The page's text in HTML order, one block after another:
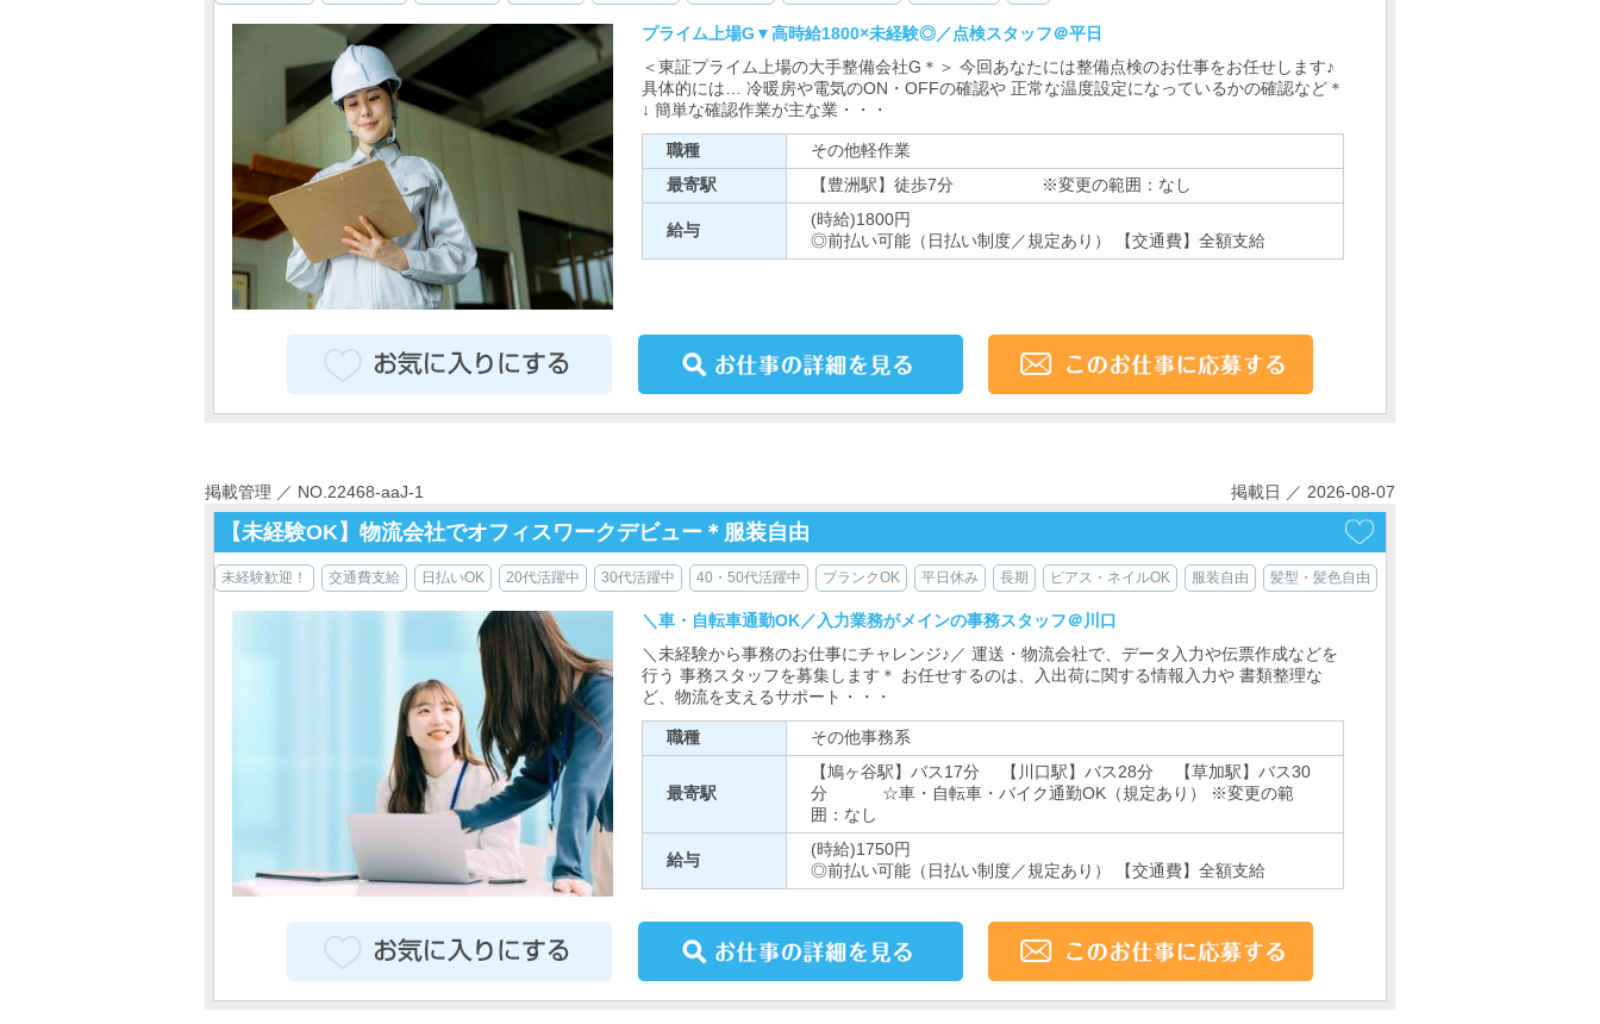
プライム上場G▼高時給1800×未経験◎／点検スタッフ＠平日
＜東証プライム上場の大手整備会社G＊＞ 今回あなたには整備点検のお仕事をお任せします♪
具体的には… 冷暖房や電気のON・OFFの確認や 正常な温度設定になっているかの確認など＊
↓ 簡単な確認作業が主な業・・・
職種
その他軽作業
最寄駅
【豊洲駅】徒歩7分 ※変更の範囲：なし
給与
(時給)1800円
◎前払い可能（日払い制度／規定あり） 【交通費】全額支給
掲載管理 ／ NO.22468-aaJ-1 掲載日 ／ 2026-08-07
【未経験OK】物流会社でオフィスワークデビュー＊服装自由
未経験歓迎！ 交通費支給 日払いOK 20代活躍中 30代活躍中 40・50代活躍中 ブランクOK 平日休み 長期 ピアス・ネイルOK 服装自由 髪型・髪色自由
＼車・自転車通勤OK／入力業務がメインの事務スタッフ＠川口
＼未経験から事務のお仕事にチャレンジ♪／ 運送・物流会社で、データ入力や伝票作成などを
行う 事務スタッフを募集します＊ お任せするのは、入出荷に関する情報入力や 書類整理な
ど、物流を支えるサポート・・・
職種 その他事務系
最寄駅
【鳩ヶ谷駅】バス17分 【川口駅】バス28分 【草加駅】バス30
分 ☆車・自転車・バイク通勤OK（規定あり） ※変更の範
囲：なし
給与
(時給)1750円
◎前払い可能（日払い制度／規定あり） 【交通費】全額支給